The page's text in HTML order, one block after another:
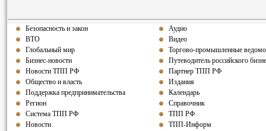
Безопасность и закон
ВТО
Глобальный мир
Бизнес-новости
Новости ТПП РФ
Общество и власть
Поддержка предпринимательства
Регион
Система ТПП РФ
Новости
Аудио
Видео
Торгово-промышленные
Путеводитель российского
Партнер ТПП РФ
Издания
Календарь
Справочник
ТПП РФ
ТПП-Информ